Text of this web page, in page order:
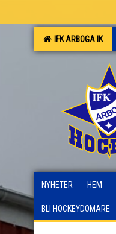
IFK ARBOGA IK
NYHETER HEM
BLI HOCKEYDOMARE